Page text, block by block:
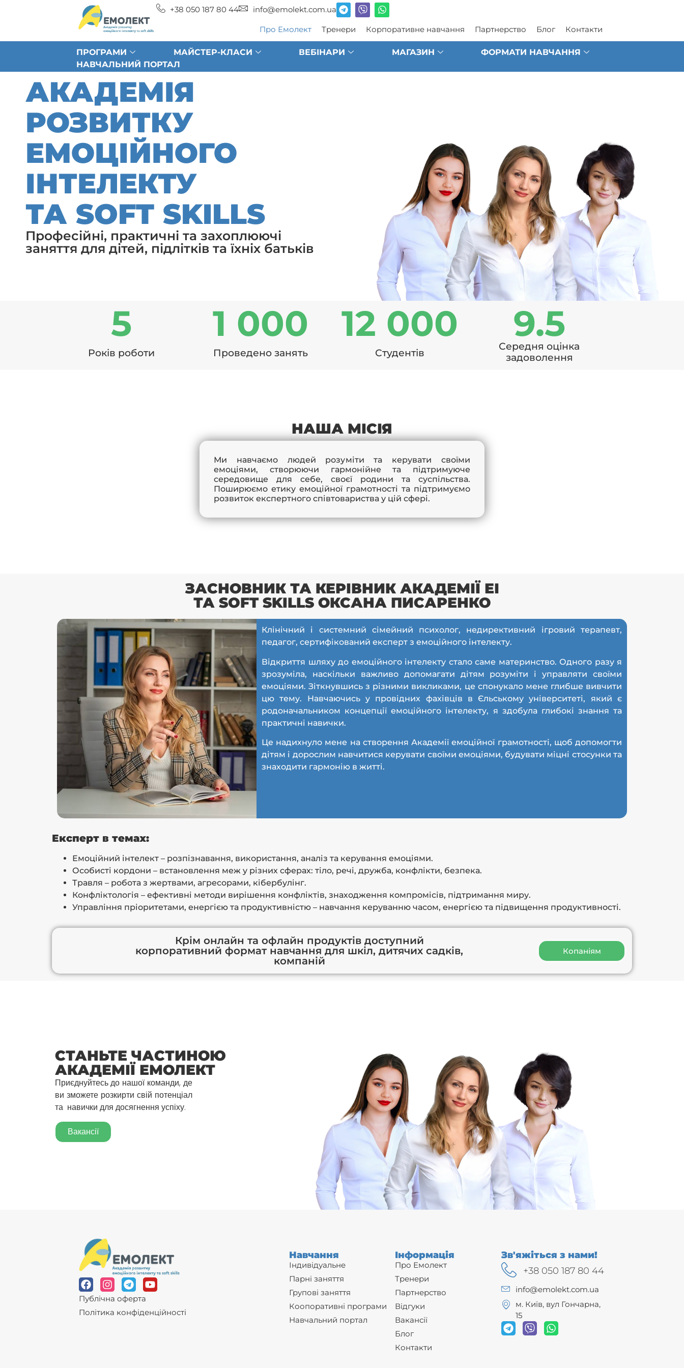
+38 050 187 80 44 info@emolekt.com.ua
Про Емолект Тренери Корпоративне навчання Партнерство Блог Контакти
ПРОГРАМИ МАЙСТЕР-КЛАСИ ВЕБІНАРИ МАГАЗИН
ФОРМАТИ НАВЧАННЯ
НАВЧАЛЬНИЙ ПОРТАЛ
АКАДЕМІЯ
РОЗВИТКУ
ЕМОЦІЙНОГО
ІНТЕЛЕКТУ
ТА SOFT SKILLS
Професійні, практичні та захоплюючі
заняття для дітей, підлітків та їхніх батьків
Років роботи
5
Проведено занять
1 000
Студентів
12 000
Середня оцінка
задоволення
9.5
НАША МІСІЯ
Ми навчаємо людей розуміти та керувати своїми
емоціями, створюючи гармонійне та підтримуюче
середовище для себе, своєї родини та суспільства.
Поширюємо етику емоційної грамотності та підтримуємо
розвиток експертного співтовариства у цій сфері.
ЗАСНОВНИК ТА КЕРІВНИК АКАДЕМІЇ ЕІ
ТА SOFT SKILLS ОКСАНА ПИСАРЕНКО
Клінічний і системний сімейний психолог, недирективний ігровий терапевт,
педагог, сертифікований експерт з емоційного інтелекту.
Відкриття шляху до емоційного інтелекту стало саме материнство. Одного разу я
зрозуміла, наскільки важливо допомагати дітям розуміти і управляти своїми
емоціями. Зіткнувшись з різними викликами, це спонукало мене глибше вивчити
цю тему. Навчаючись у провідних фахівців в Єльському університеті, який є
родоначальником концепції емоційного інтелекту, я здобула глибокі знання та
практичні навички.
Це надихнуло мене на створення Академії емоційної грамотності, щоб допомогти
дітям і дорослим навчитися керувати своїми емоціями, будувати міцні стосунки та
знаходити гармонію в житті.
Експерт в темах:
Емоційний інтелект – розпізнавання, використання, аналіз та керування емоціями.
Особисті кордони – встановлення меж у різних сферах: тіло, речі, дружба, конфлікти, безпека.
Травля – робота з жертвами, агресорами, кібербулінг.
Конфліктологія – ефективні методи вирішення конфліктів, знаходження компромісів, підтримання миру.
Управління пріоритетами, енергією та продуктивністю – навчання керуванню часом, енергією та підвищення продуктивності.
Крім онлайн та офлайн продуктів доступний
корпоративний формат навчання для шкіл, дитячих садків,
компаній
Копаніям
СТАНЬТЕ ЧАСТИНОЮ
АКАДЕМІЇ ЕМОЛЕКТ
Приєднуйтесь до нашої команди, де
ви зможете розкирти свій потенціал
та навички для досягнення успіху.
Вакансії
Публічна оферта
Політика конфіденційності
Навчання
Індивідуальне
Парні заняття
Групові заняття
Коопоративні програми
Навчальний портал
Інформація
Про Емолект
Тренери
Партнерство
Відгуки
Вакансії
Блог
Контакти
Зв'яжіться з нами!
+38 050 187 80 44
info@emolekt.com.ua
м. Київ, вул Гончарна,
15